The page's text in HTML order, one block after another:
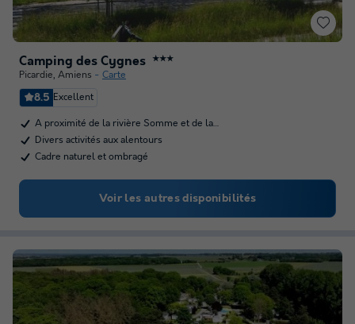
Camping des Cygnes ★★★
Picardie, Amiens Carte
8.5 Excellent
A proximité de la rivière Somme et de la…
Divers activités aux alentours
Cadre naturel et ombragé
Voir les autres disponibilités